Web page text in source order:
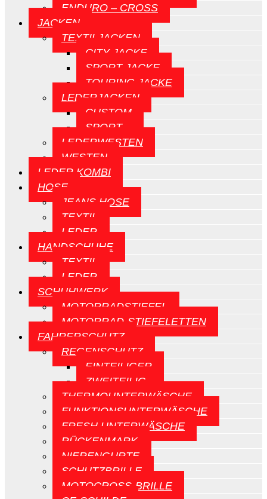
ENDURO – CROSS
JACKEN
TEXTILJACKEN
CITY JACKE
SPORT JACKE
TOURING JACKE
LEDERJACKEN
CUSTOM
SPORT
LEDERWESTEN
WESTEN
LEDER KOMBI
HOSE
JEANS HOSE
TEXTIL
LEDER
HANDSCHUHE
TEXTIL
LEDER
SCHUHWERK
MOTORRADSTIEFEL
MOTORRAD-STIEFELETTEN
FAHRERSCHUTZ
REGENSCHUTZ
EINTEILIGER
ZWEITEILIG
THERMOUNTERWÄSCHE
FUNKTIONSUNTERWÄSCHE
FRESH UNTERWÄSCHE
RÜCKENMARK
NIERENGURTE
SCHUTZBRILLE
MOTOCROSS-BRILLE